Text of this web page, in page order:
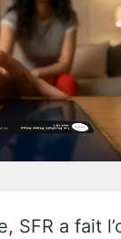
SFR a fait